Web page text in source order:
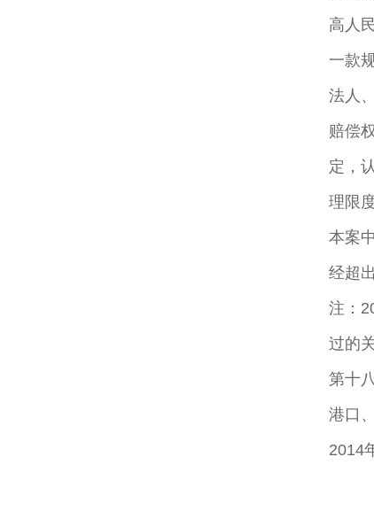
高人
一款
法人
赔偿
定，
理限
本案
经超
注：
过的
第十
港口
2014